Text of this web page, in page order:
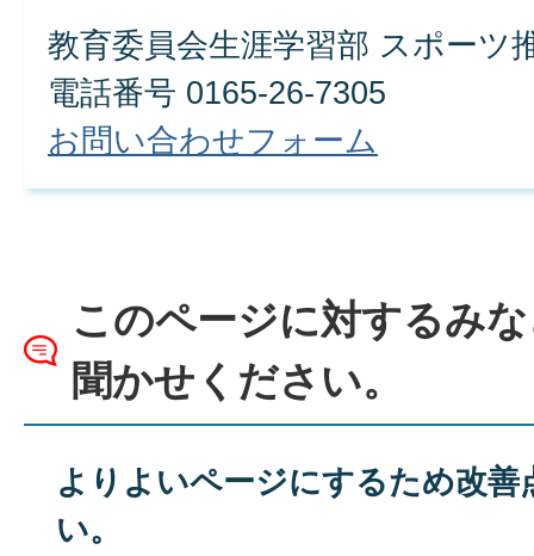
教育委員会生涯学習部 スポーツ
電話番号 0165-26-7305
お問い合わせフォーム
このページに対するみ
聞かせください。
よりよいページにするため改
い。